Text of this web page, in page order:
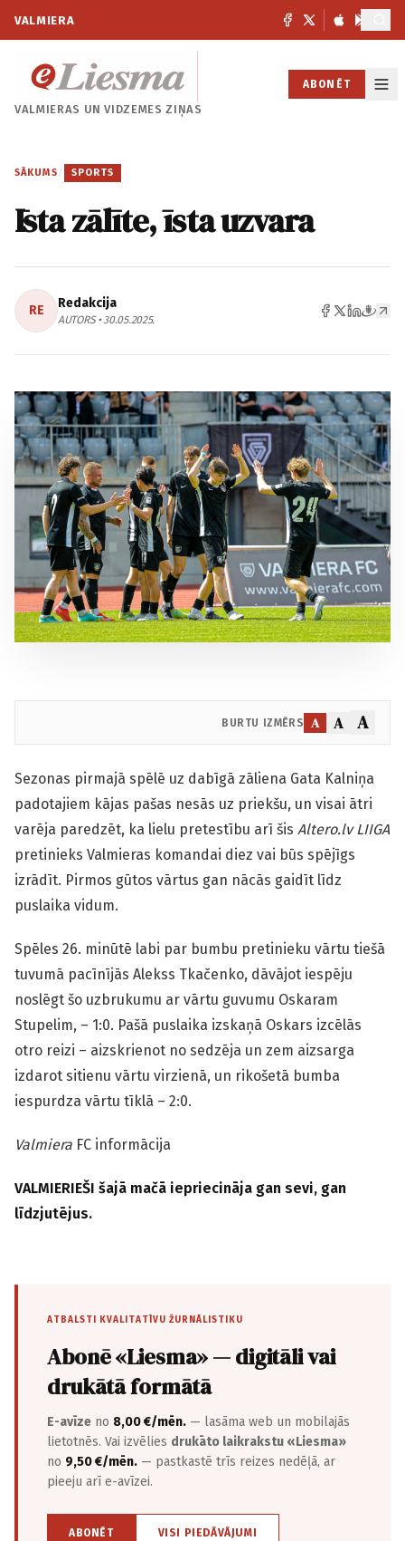
VALMIERA
VALMIERAS UNVIDZEMES ZIŅAS
ABONĒT
SĀKUMS / SPORTS
Īsta zālīte, īsta uzvara
RE Redakcija
AUTORS • 30.05.2025.
BURTU IZMĒRS A A A
Sezonas pirmajā spēlē uz dabīgā zāliena Gata Kalniņa
padotajiem kājas pašas nesās uz priekšu, un visai ātri
varēja paredzēt, ka lielu pretestību arī šis Altero.lv LIIGA
pretinieks Valmieras komandai diez vai būs spējīgs
izrādīt. Pirmos gūtos vārtus gan nācās gaidīt līdz
puslaika vidum.
Spēles 26. minūtē labi par bumbu pretinieku vārtu tiešā
tuvumā pacīnījās Alekss Tkačenko, dāvājot iespēju
noslēgt šo uzbrukumu ar vārtu guvumu Oskaram
Stupelim, – 1:0. Pašā puslaika izskaņā Oskars izcēlās
otro reizi – aizskrienot no sedzēja un zem aizsarga
izdarot sitienu vārtu virzienā, un rikošetā bumba
iespurdza vārtu tīklā – 2:0.
Valmiera FC informācija
VALMIERIEŠI šajā mačā iepriecināja gan sevi, gan
līdzjutējus.
ATBALSTI KVALITATĪVU ŽURNĀLISTIKU
Abonē «Liesma» — digitāli vai
drukātā formātā
E-avīze no 8,00 €/mēn. — lasāma web un mobilajās
lietotnēs. Vai izvēlies drukāto laikrakstu «Liesma»
no 9,50 €/mēn. — pastkastē trīs reizes nedēļā, ar
pieeju arī e-avīzei.
ABONĒT VISI PIEDĀVĀJUMI